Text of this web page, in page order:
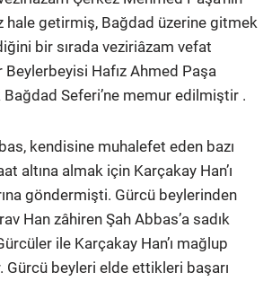
hale getirmiş, Bağdad üzerine gitmek
bir sırada veziriâzam vefat
Beylerbeyisi Hafız Ahmed Paşa
Seferi’ne memur edilmiştir .
kendisine muhalefet eden bazı
altına almak için Karçakay Han’ı
göndermişti. Gürcü beylerinden
Han zâhiren Şah Abbas’a sadık
ile Karçakay Han’ı mağlup
Gürcü beyleri elde ettikleri başarı